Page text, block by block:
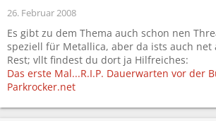
26. Februar 2008
Es gibt zu dem Thema auch schon nen
speziell für Metallica, aber da ists auch net
Rest; vllt findest du dort ja Hilfreiches:
Das erste Mal...R.I.P. Dauerwarten vor der
Parkrocker.net